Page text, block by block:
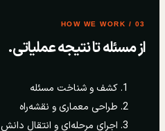
03 / HOW WE WORK
از مسئله تا نتیجه عملیاتی.
کشف و شناخت مسئله
طراحی معماری و نقشه‌راه
اجرای مرحله‌ای و انتقال دانش